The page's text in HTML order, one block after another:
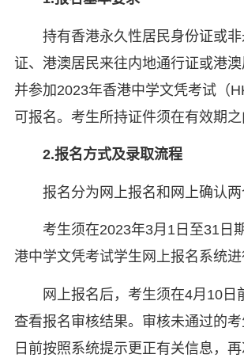
持有香港永久性居民身份证或
证、港澳居民来往内地通行证或港澳
并参加2023年香港中学文凭考试（
可报名。考生所持证件须在有效期之
2.报名方式及录取流程
报名分为网上报名和网上确认两
考生须在2023年3月1日至31日
港中学文凭考试学生网上报名系统进
网上报名后，考生须在4月10日
查看报名审核结果。审核未通过的
日前按照系统提示更正有关信息，再